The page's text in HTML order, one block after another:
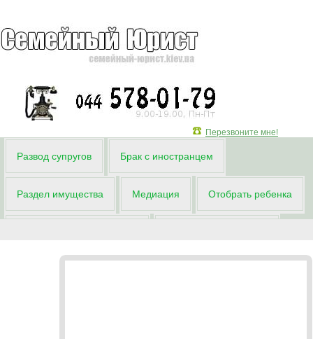
Перезвоните мне!
Развод супругов Брак с иностранцем
Раздел имущества Медиация Отобрать ребенка